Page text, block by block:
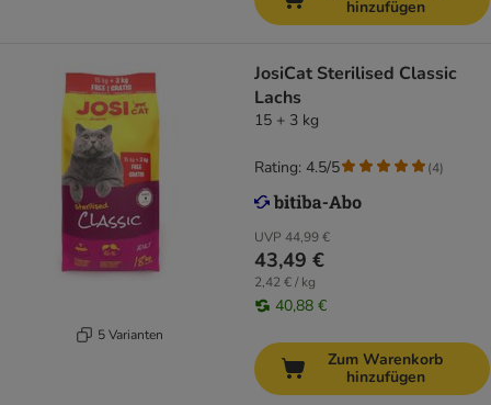
hinzufügen
5 Varianten
JosiCat Sterilised Classic
Lachs
15 + 3 kg
UVP 44,99 €
43,49 €
2,42 € / kg
40,88 €
Rating: 4.5/5 (4)
Zum Warenkorb
hinzufügen